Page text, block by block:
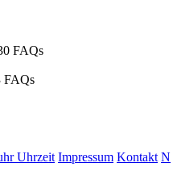
FAQs
FAQs
Uhrzeit Impressum Kontakt N